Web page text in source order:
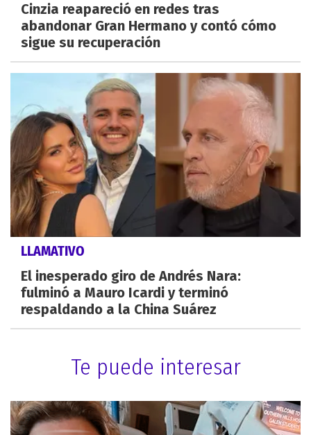
Cinzia reapareció en redes tras
abandonar Gran Hermano y contó cómo
sigue su recuperación
LLAMATIVO
El inesperado giro de Andrés Nara:
fulminó a Mauro Icardi y terminó
respaldando a la China Suárez
Te puede interesar